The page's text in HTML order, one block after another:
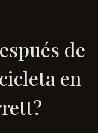
de
en